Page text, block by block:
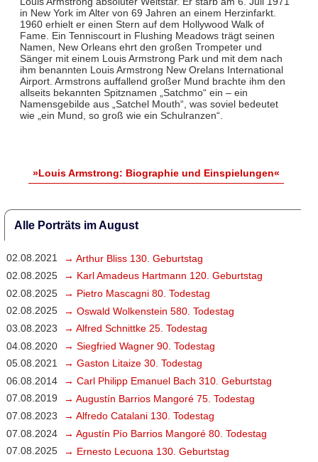
in New York im Alter von 69 Jahren an einem Herzinfarkt.
1960 erhielt er einen Stern auf dem Hollywood Walk of
Fame. Ein Tenniscourt in Flushing Meadows trägt seinen
Namen, New Orleans ehrt den großen Trompeter und
Sänger mit einem Louis Armstrong Park und mit dem nach
ihm benannten Louis Armstrong New Orelans International
Airport. Armstrons auffallend großer Mund brachte ihm den
allseits bekannten Spitznamen „Satchmo“ ein – ein
Namensgebilde aus „Satchel Mouth“, was soviel bedeutet
wie „ein Mund, so groß wie ein Schulranzen“.
»Louis Armstrong: Biographie und Einspielungen«
Alle Porträts im August
02.08.2021
→ Arthur Bliss 130. Geburtstag
02.08.2025
→ Karl Amadeus Hartmann 120. Geburtstag
02.08.2025
→ Pietro Mascagni 80. Todestag
02.08.2025
→ Oswald Wolkenstein 580. Todestag
03.08.2023
→ Alfred Schnittke 25. Todestag
04.08.2020
→ Siegfried Wagner 90. Todestag
05.08.2021
→ Gaston Litaize 30. Todestag
06.08.2014
→ Carl Philipp Emanuel Bach 310. Geburtstag
07.08.2019
→ Augustín Barrios Mangoré 75. Todestag
07.08.2023
→ Alfredo Catalani 130. Todestag
07.08.2024
→ Agustín Pío Barrios Mangoré 80. Todestag
07.08.2025
→ Ernesto Lecuona 130. Geburtstag